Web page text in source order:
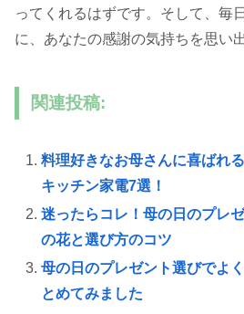
ってくれるはずです。そして、毎
に、あなたの感謝の気持ちを思い
関連投稿:
料理好きなお母さんに喜ばれ
キッチン家電7選！
迷ったらコレ！母の日のプレ
の花と選び方のコツ
母の日のプレゼント選びでよ
とめてみました